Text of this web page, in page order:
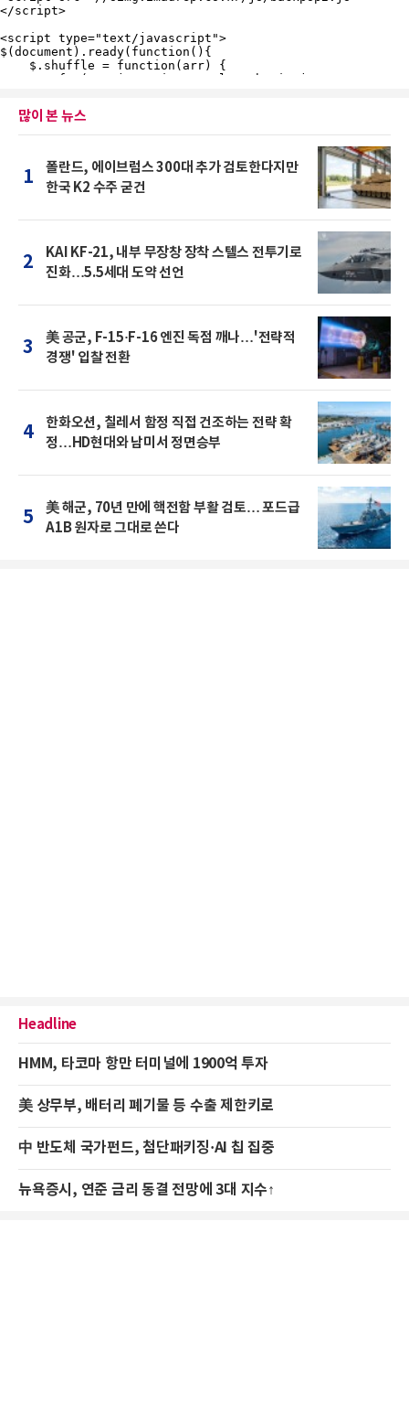
많이 본 뉴스
1
폴란드, 에이브럼스 300대 추가 검토한다지만
한국 K2 수주 굳건
2
KAI KF-21, 내부 무장창 장착 스텔스 전투기로
진화…5.5세대 도약 선언
3
美 공군, F-15·F-16 엔진 독점 깨나…'전략적
경쟁' 입찰 전환
4
한화오션, 칠레서 함정 직접 건조하는 전략 확
정…HD현대와 남미서 정면승부
5
美 해군, 70년 만에 핵전함 부활 검토… 포드급
A1B 원자로 그대로 쓴다
Headline
HMM, 타코마 항만 터미널에 1900억 투자
美 상무부, 배터리 폐기물 등 수출 제한키로
中 반도체 국가펀드, 첨단패키징·AI 칩 집중
뉴욕증시, 연준 금리 동결 전망에 3대 지수↑